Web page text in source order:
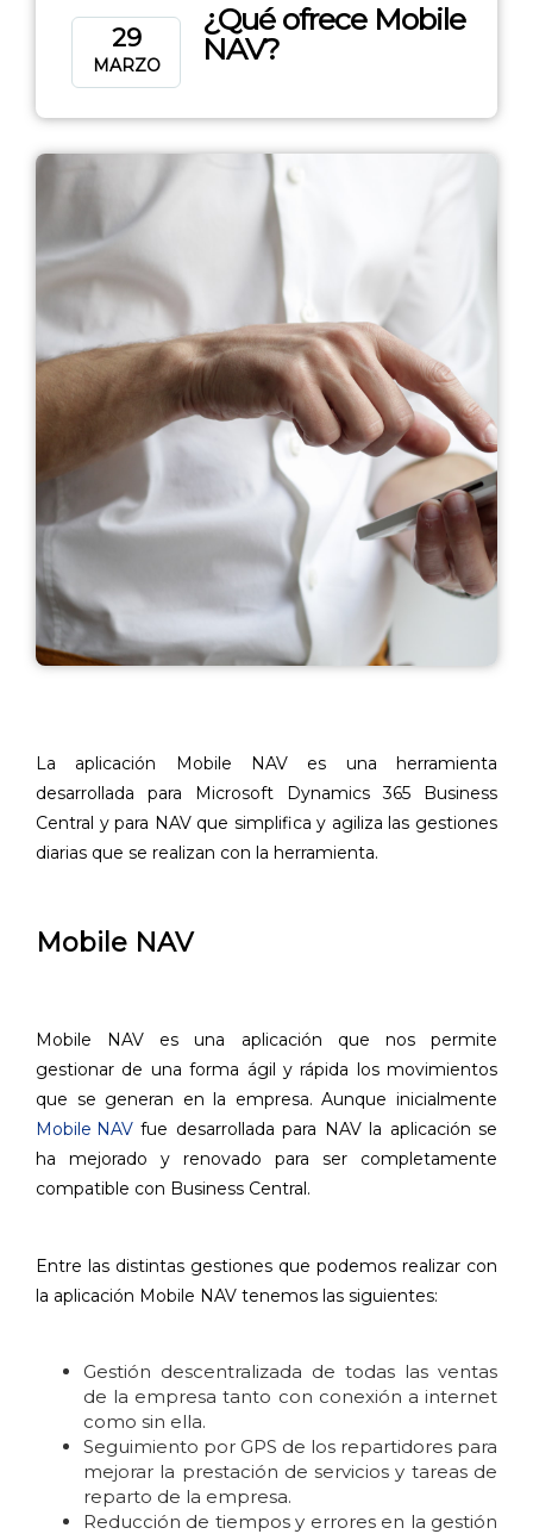
29
MARZO
¿Qué ofrece Mobile
NAV?
La aplicación Mobile NAV es una herramienta
desarrollada para Microsoft Dynamics 365 Business
Central y para NAV que simplifica y agiliza las gestiones
diarias que se realizan con la herramienta.
Mobile NAV
Mobile NAV es una aplicación que nos permite
gestionar de una forma ágil y rápida los movimientos
que se generan en la empresa. Aunque inicialmente
Mobile NAV fue desarrollada para NAV la aplicación se
ha mejorado y renovado para ser completamente
compatible con Business Central.
Entre las distintas gestiones que podemos realizar con
la aplicación Mobile NAV tenemos las siguientes:
Gestión descentralizada de todas las ventas
de la empresa tanto con conexión a internet
como sin ella.
Seguimiento por GPS de los repartidores para
mejorar la prestación de servicios y tareas de
reparto de la empresa.
Reducción de tiempos y errores en la gestión